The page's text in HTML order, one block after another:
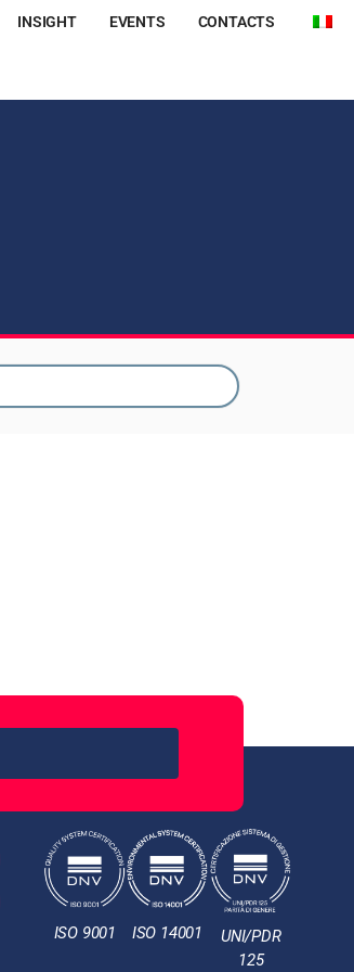
INSIGHT EVENTS CONTACTS
ISO 9001 ISO 14001
UNI/PDR
125